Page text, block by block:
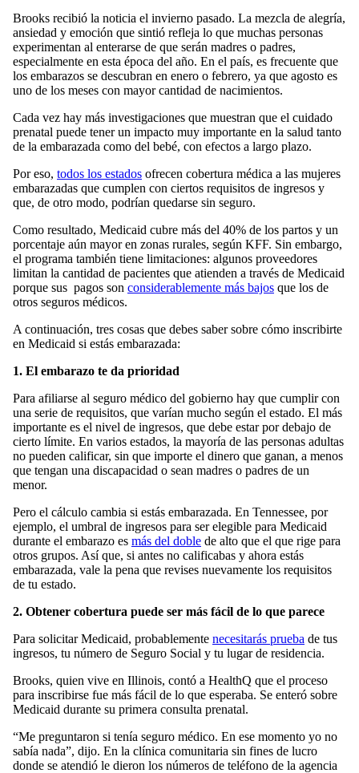
Brooks recibió la noticia el invierno pasado. La mezcla de alegría,
ansiedad y emoción que sintió refleja lo que muchas personas
experimentan al enterarse de que serán madres o padres,
especialmente en esta época del año. En el país, es frecuente que
los embarazos se descubran en enero o febrero, ya que agosto es
uno de los meses con mayor cantidad de nacimientos.
Cada vez hay más investigaciones que muestran que el cuidado
prenatal puede tener un impacto muy importante en la salud tanto
de la embarazada como del bebé, con efectos a largo plazo.
Por eso, todos los estados ofrecen cobertura médica a las mujeres
embarazadas que cumplen con ciertos requisitos de ingresos y
que, de otro modo, podrían quedarse sin seguro.
Como resultado, Medicaid cubre más del 40% de los partos y un
porcentaje aún mayor en zonas rurales, según KFF. Sin embargo,
el programa también tiene limitaciones: algunos proveedores
limitan la cantidad de pacientes que atienden a través de Medicaid
porque sus pagos son considerablemente más bajos que los de
otros seguros médicos.
A continuación, tres cosas que debes saber sobre cómo inscribirte
en Medicaid si estás embarazada:
1. El embarazo te da prioridad
Para afiliarse al seguro médico del gobierno hay que cumplir con
una serie de requisitos, que varían mucho según el estado. El más
importante es el nivel de ingresos, que debe estar por debajo de
cierto límite. En varios estados, la mayoría de las personas adultas
no pueden calificar, sin que importe el dinero que ganan, a menos
que tengan una discapacidad o sean madres o padres de un
menor.
Pero el cálculo cambia si estás embarazada. En Tennessee, por
ejemplo, el umbral de ingresos para ser elegible para Medicaid
durante el embarazo es más del doble de alto que el que rige para
otros grupos. Así que, si antes no calificabas y ahora estás
embarazada, vale la pena que revises nuevamente los requisitos
de tu estado.
2. Obtener cobertura puede ser más fácil de lo que parece
Para solicitar Medicaid, probablemente necesitarás prueba de tus
ingresos, tu número de Seguro Social y tu lugar de residencia.
Brooks, quien vive en Illinois, contó a HealthQ que el proceso
para inscribirse fue más fácil de lo que esperaba. Se enteró sobre
Medicaid durante su primera consulta prenatal.
“Me preguntaron si tenía seguro médico. En ese momento yo no
sabía nada”, dijo. En la clínica comunitaria sin fines de lucro
donde se atendió le dieron los números de teléfono de la agencia